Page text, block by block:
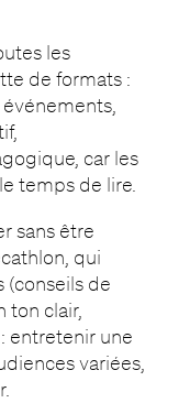
les
de formats :
car les
temps de lire.
sans être
qui
(conseils de
ton clair,
entretenir une
variées,